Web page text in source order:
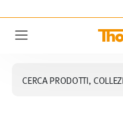
5%
CERCA PRODOTTI,